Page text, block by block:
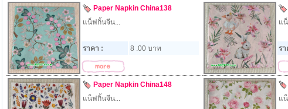
Paper Napkin China138
แน็ฟกิ้นจีน...
ราคา : 8 .00 บาท
แ
รา
Paper Napkin China148
แน็ฟกิ้นจีน...
แ